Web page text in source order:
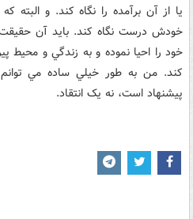
يا از آن برآمده را نگاه کند. و البته
خودش درست نگاه کند. بايد آن حقيقت
خود را احيا نموده و به زندگي و
کند. من به طور خيلي ساده مي
پيشنهاد است، نه يک انتقاد.